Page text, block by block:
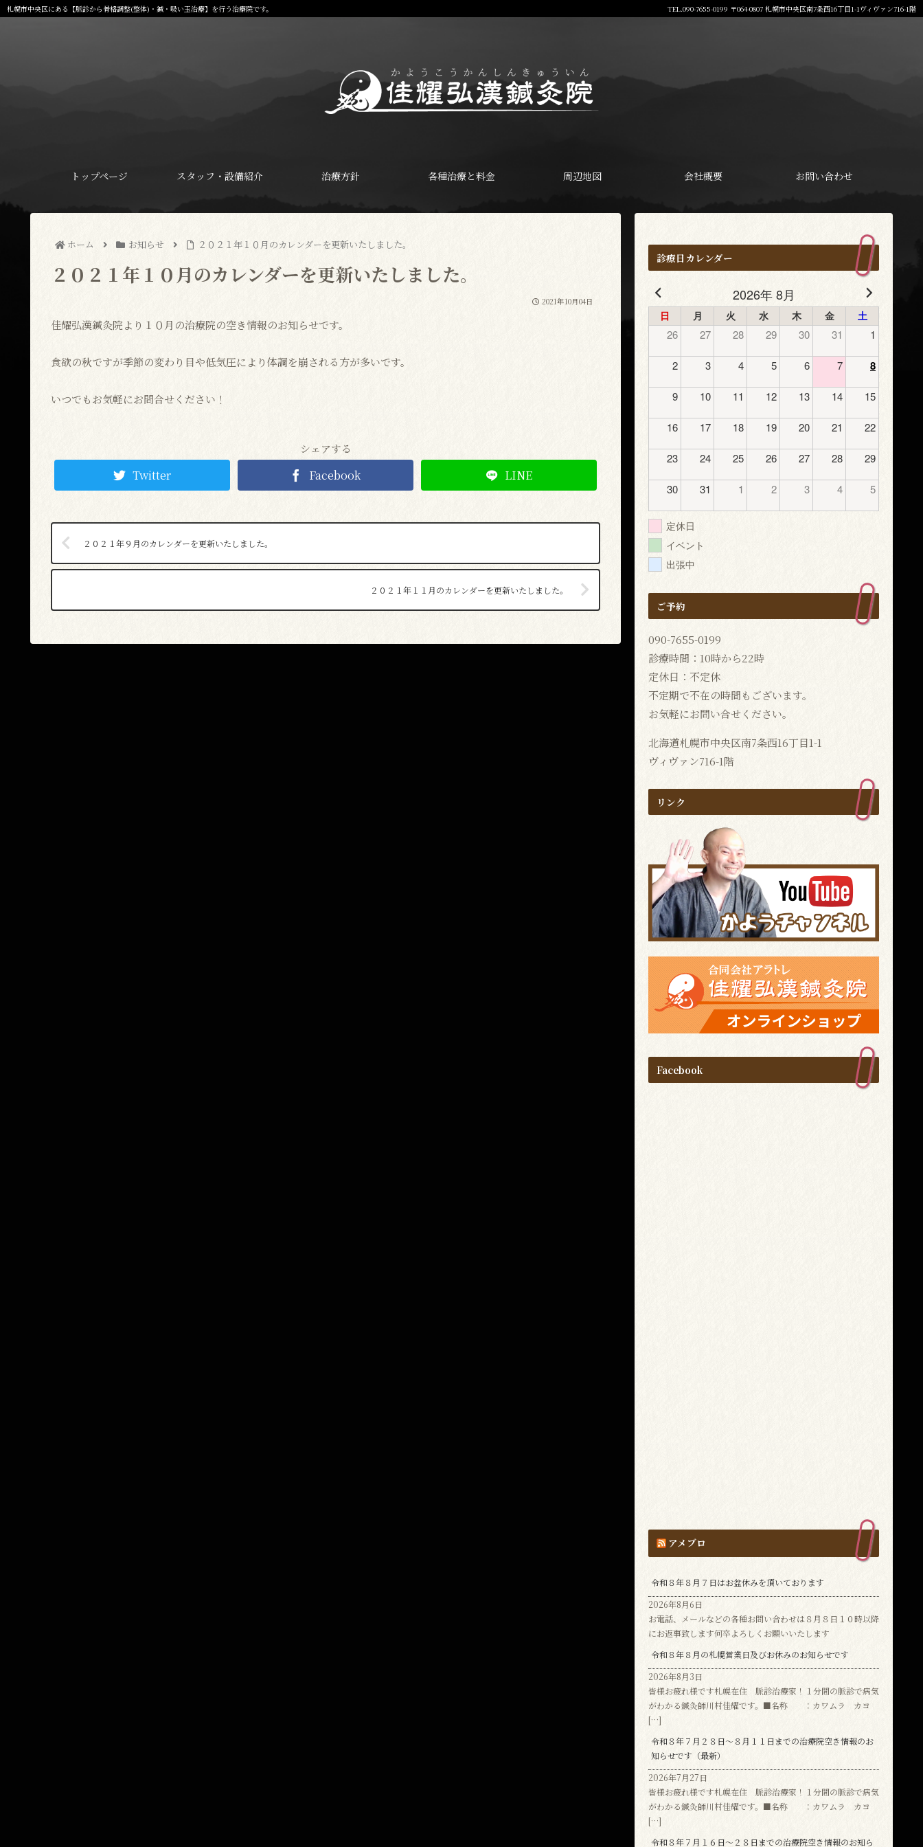
札幌市中央区にある【脈診から骨格調整(整体)・鍼・吸い玉治療】を行う治療院です。 TEL.090-7655-0199 〒064-0807 札幌市中央区南7条西16丁目1-1ヴィヴァン716-1階
トップページ スタッフ・設備紹介 治療方針 各種治療と料金 周辺地図 会社概要 お問い合わせ
ホーム お知らせ ２０２１年１０月のカレンダーを更新いたしました。
２０２１年１０月のカレンダーを更新いたしました。
2021年10月04日
佳耀弘漢鍼灸院より１０月の治療院の空き情報のお知らせです。
食欲の秋ですが季節の変わり目や低気圧により体調を崩される方が多いです。
いつでもお気軽にお問合せください！
シェアする
Twitter Facebook LINE
２０２１年９月のカレンダーを更新いたしました。
２０２１年１１月のカレンダーを更新いたしました。
診療日カレンダー
2026年 8月
日 月 火 水 木 金 土
26 27 28 29 30 31 1
2 3 4 5 6 7 8
9 10 11 12 13 14 15
16 17 18 19 20 21 22
23 24 25 26 27 28 29
30 31 1 2 3 4 5
定休日
イベント
出張中
ご予約
090-7655-0199
診療時間：10時から22時
定休日：不定休
不定期で不在の時間もございます。
お気軽にお問い合せください。
北海道札幌市中央区南7条西16丁目1-1
ヴィヴァン716-1階
リンク
Facebook
アメブロ
令和８年８月７日はお盆休みを頂いております
2026年8月6日
お電話、メールなどの各種お問い合わせは８月８日１０時以降
にお返事致します何卒よろしくお願いいたします
令和８年８月の札幌営業日及びお休みのお知らせです
2026年8月3日
皆様お疲れ様です札幌在住 脈診治療家！１分間の脈診で病気
がわかる鍼灸師川村佳耀です。■名称 ：カワムラ カヨ
[…]
令和８年７月２８日～８月１１日までの治療院空き情報のお
知らせです（最新）
2026年7月27日
皆様お疲れ様です札幌在住 脈診治療家！１分間の脈診で病気
がわかる鍼灸師川村佳耀です。■名称 ：カワムラ カヨ
[…]
令和８年７月１６日～２８日までの治療院空き情報のお知ら